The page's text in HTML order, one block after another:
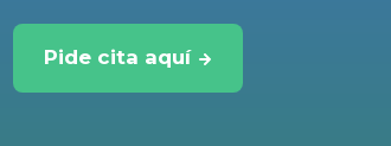
Pide cita aquí